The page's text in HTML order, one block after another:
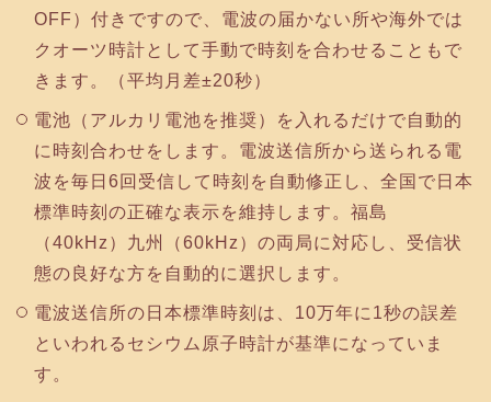
OFF）付きですので、電波の届かない所や海外では
クオーツ時計として手動で時刻を合わせることもで
きます。（平均月差±20秒）
電池（アルカリ電池を推奨）を入れるだけで自動的
に時刻合わせをします。電波送信所から送られる電
波を毎日6回受信して時刻を自動修正し、全国で日本
標準時刻の正確な表示を維持します。福島
（40kHz）九州（60kHz）の両局に対応し、受信状
態の良好な方を自動的に選択します。
電波送信所の日本標準時刻は、10万年に1秒の誤差
といわれるセシウム原子時計が基準になっていま
す。